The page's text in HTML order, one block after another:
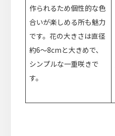
作られるため個性的な色
合いが楽しめる所も魅力
です。花の大きさは直径
約6～8cmと大きめで、
シンプルな一重咲きで
す。